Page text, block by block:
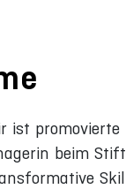
ist promovierte
beim